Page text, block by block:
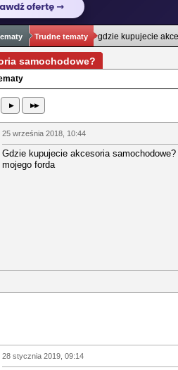
Trudne tematy gdzie kupujecie
samochodowe?
▸ ▸▸
25 września 2018, 10:44
Gdzie kupujecie akcesoria
mojego forda
28 stycznia 2019, 09:14